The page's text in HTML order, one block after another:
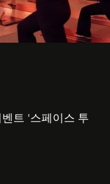
트 '스페이스 투